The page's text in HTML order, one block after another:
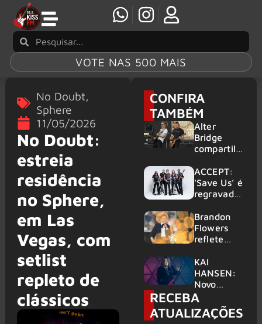
VOTE NAS 500 MAIS
No Doubt,
Sphere
11/05/2026
No Doubt:
estreia
residência
no Sphere,
em Las
Vegas, com
setlist
repleto de
clássicos
CONFIRA
TAMBÉM
Alter
Bridge
compartilh
vivo de
“Fortress”
gravada
am Ring
2026
ACCEPT:
‘Save Us’ é
regravada
membros
do GHOST
e KORN
Brandon
Flowers
reflete
futuro e
levanta
possibilida
de de
deixar os
palcos
KAI
HANSEN:
Novo
single
‘Welcome
To Life’ é
RECEBA
ATUALIZAÇÕES